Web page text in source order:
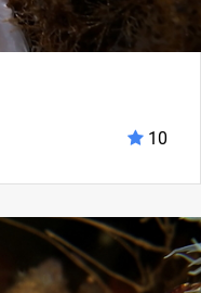
10